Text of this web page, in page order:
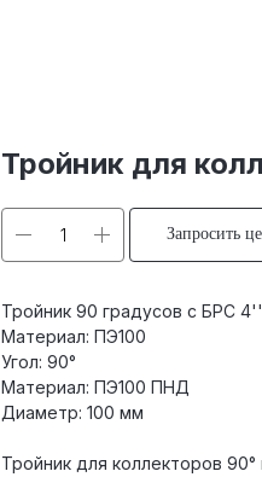
Тройник для
Запросить
Тройник 90 градусов с БРС
Материал: ПЭ100
Угол: 90°
Материал: ПЭ100 ПНД
Диаметр: 100 мм
Тройник для коллекторов